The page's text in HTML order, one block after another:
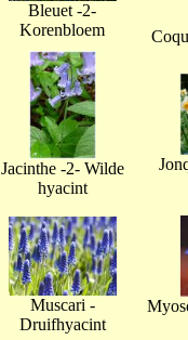
Bleuet -2-
Korenbloem
Jacinthe -2- Wilde
hyacint
Muscari -
Druifhyacint